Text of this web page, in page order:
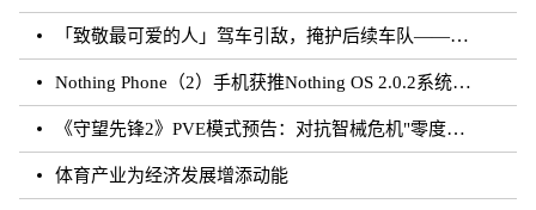
「致敬最可爱的人」驾车引敌，掩护后续车队——记抗美援朝老兵、原志愿军第39军后勤汽车二连汽车运输兵范连成
Nothing Phone（2）手机获推Nothing OS 2.0.2系统更新
《守望先锋2》PVE模式预告：对抗智械危机"零度象限"
体育产业为经济发展增添动能